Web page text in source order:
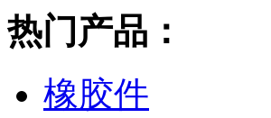
热门产品：
橡胶件